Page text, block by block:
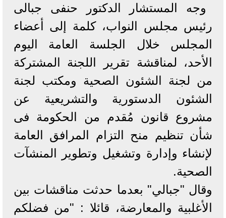
وجه المستشار الدكتور حنفى جبالى
رئيس مجلس النواب، كلمة إلى أعضاء
المجلس خلال الجلسة العامة اليوم
الأحد، لمناقشة تقرير اللجنة المشتركة
من لجنة الشئون الصحية ومكتب لجنة
الشئون الدستورية والتشريعية عن
مشروع قانون مُقدم من الحكومة فى
شأن تنظيم منح التزام المرافق العامة
لإنشاء وإدارة وتشغيل وتطوير المنشآت
الصحية.
وقال "جبالي" بعدما حدثت مناقشات بين
الأغلبية والمعارضة، قائلا : "من فضلكم